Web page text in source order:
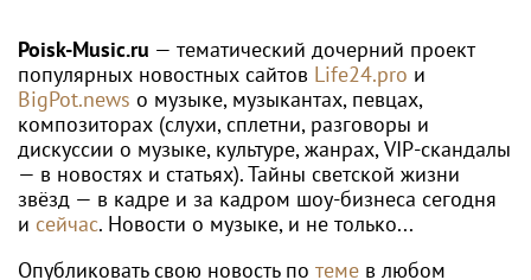
сложилась жизнь
ведущей «Муз-ТВ»
Дарьи Субботиной
Poisk-Music.ru — тематический дочерний проект
популярных новостных сайтов Life24.pro и
BigPot.news о музыке, музыкантах, певцах,
композиторах (слухи, сплетни, разговоры и
дискуссии о музыке, культуре, жанрах, VIP-скандалы
— в новостях и статьях). Тайны светской жизни
звёзд — в кадре и за кадром шоу-бизнеса сегодня
и сейчас. Новости о музыке, и не только...
Опубликовать свою новость по теме в любом